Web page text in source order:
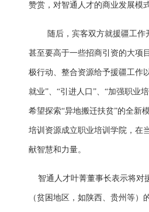
赞赏，对智通人才的商业发展模
随后，宾客双方就援疆工
甚至要高于一些招商引资的大项
极行动、整合资源给予援疆工作
就业”、“引进人口”、“加强职业
希望探索“异地搬迁扶贫”的全新
培训资源成立职业培训学院，在
献智慧和力量。
智通人才叶菁董事长表示将对
（贫困地区，如陕西、贵州等